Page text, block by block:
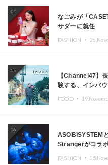
04
なごみが「
サダーに就任
FASHION ・
05
【Channel47】
験する、インバ
FOOD ・
06
ASOBISYSTEM
Strangerがコラ
FASHION ・